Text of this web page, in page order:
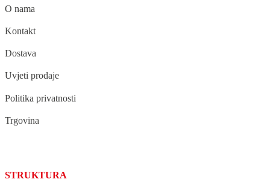
O nama
Kontakt
Dostava
Uvjeti prodaje
Politika privatnosti
Trgovina
STRUKTURA